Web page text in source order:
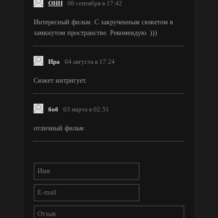
ОНН 06 сентября в 17:42
Интересный фильм. С закрученным сюжетом в
замкнутом пространстве. Рекомендую. )))
Ира 04 августа в 17:24
Сюжет интригует.
боб 03 марта в 02:51
отличный фильм